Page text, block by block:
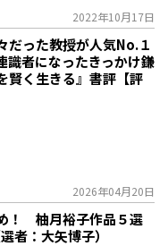
2022年10月17日
だった教授が人気No.１
者になったきっかけ――鎌
賢く生きる』書評【評
2026年04月20日
！ 柚月裕子作品５選
者：大矢博子）